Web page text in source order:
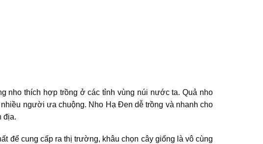
nho thích hợp trồng ở các tỉnh vùng núi nước ta. Quả nho
người ưa chuộng. Nho Hạ Đen dễ trồng và nhanh cho
địa.
để cung cấp ra thị trường, khâu chọn cây giống là vô cùng